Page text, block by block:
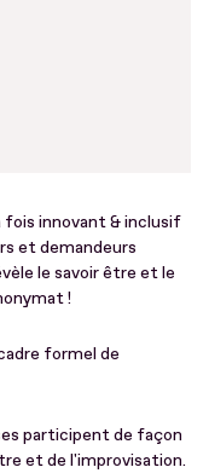
fois innovant & inclusif
et demandeurs
le savoir être et le
!
formel de
participent de façon
et de l'improvisation.